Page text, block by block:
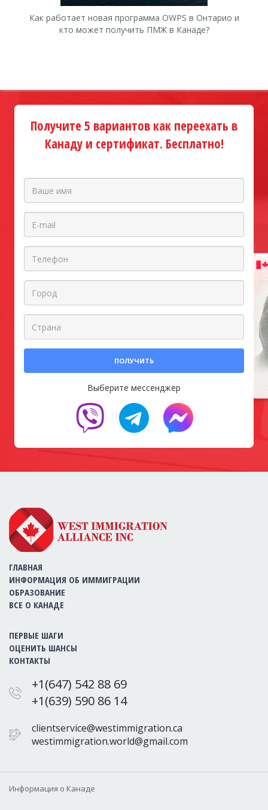
Как работает новая программа OWPS в Онтарио и
кто может получить ПМЖ в Канаде?
Получите 5 вариантов как переехать в
Канаду и сертификат. Бесплатно!
ПОЛУЧИТЬ
Выберите мессенджер
ГЛАВНАЯ
ИНФОРМАЦИЯ ОБ ИММИГРАЦИИ
ОБРАЗОВАНИЕ
ВСЕ О КАНАДЕ
ПЕРВЫЕ ШАГИ
ОЦЕНИТЬ ШАНСЫ
КОНТАКТЫ
+1(647) 542 88 69
+1(639) 590 86 14
clientservice@westimmigration.ca
westimmigration.world@gmail.com
Информация о Канаде